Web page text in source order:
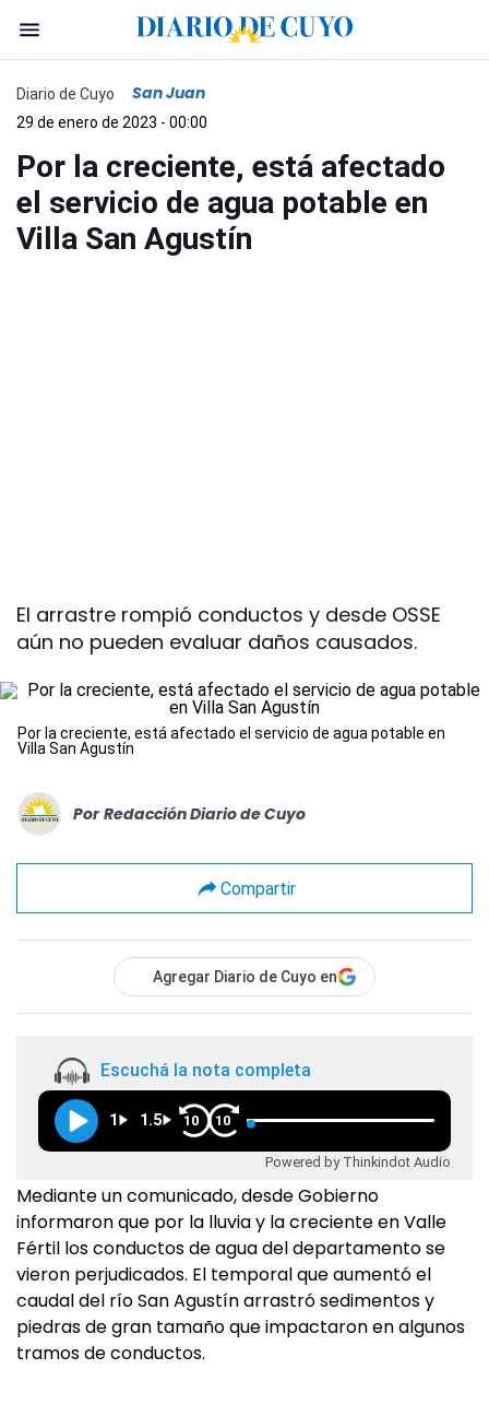
Diario de Cuyo San Juan
29 de enero de 2023 - 00:00
Por la creciente, está afectado
el servicio de agua potable en
Villa San Agustín
El arrastre rompió conductos y desde OSSE
aún no pueden evaluar daños causados.
Por la creciente, está afectado el servicio de agua potable en
Villa San Agustín
Por Redacción Diario de Cuyo
Compartir
Agregar Diario de Cuyo en
Escuchá la nota completa
1 1.5 10 10
Powered by Thinkindot Audio
Mediante un comunicado, desde Gobierno
informaron que por la lluvia y la creciente en Valle
Fértil los conductos de agua del departamento se
vieron perjudicados. El temporal que aumentó el
caudal del río San Agustín arrastró sedimentos y
piedras de gran tamaño que impactaron en algunos
tramos de conductos.